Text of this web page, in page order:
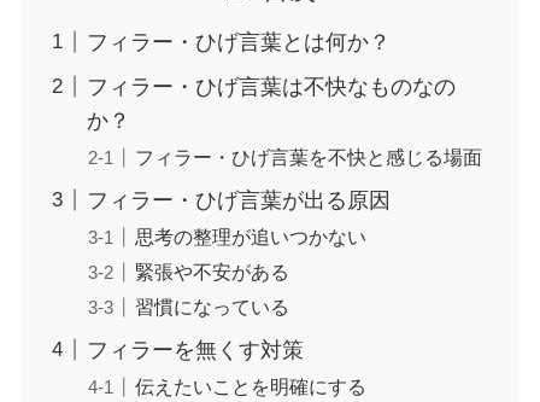
フィラー・ひげ言葉とは何か？
フィラー・ひげ言葉は不快なものなの
か？
フィラー・ひげ言葉を不快と感じる場面
フィラー・ひげ言葉が出る原因
思考の整理が追いつかない
緊張や不安がある
習慣になっている
フィラーを無くす対策
伝えたいことを明確にする